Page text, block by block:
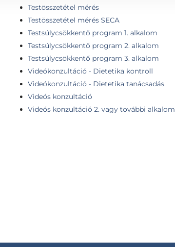
Testösszetétel mérés
Testösszetétel mérés SECA
Testsúlycsökkentő program 1. alkalom
Testsúlycsökkentő program 2. alkalom
Testsúlycsökkentő program 3. alkalom
Videókonzultáció - Dietetika kontroll
Videókonzultáció - Dietetika tanácsadás
Videós konzultáció
Videós konzultáció 2. vagy további alkalom